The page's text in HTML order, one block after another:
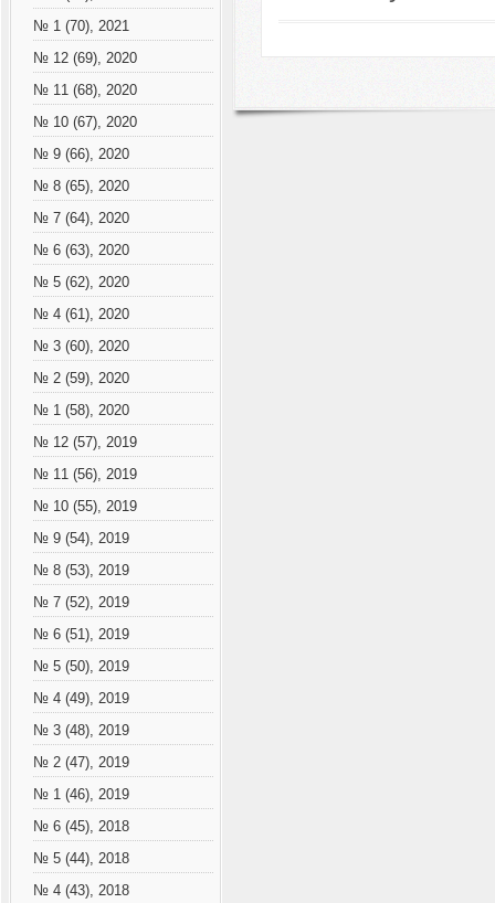
№ 1 (70), 2021
№ 12 (69), 2020
№ 11 (68), 2020
№ 10 (67), 2020
№ 9 (66), 2020
№ 8 (65), 2020
№ 7 (64), 2020
№ 6 (63), 2020
№ 5 (62), 2020
№ 4 (61), 2020
№ 3 (60), 2020
№ 2 (59), 2020
№ 1 (58), 2020
№ 12 (57), 2019
№ 11 (56), 2019
№ 10 (55), 2019
№ 9 (54), 2019
№ 8 (53), 2019
№ 7 (52), 2019
№ 6 (51), 2019
№ 5 (50), 2019
№ 4 (49), 2019
№ 3 (48), 2019
№ 2 (47), 2019
№ 1 (46), 2019
№ 6 (45), 2018
№ 5 (44), 2018
№ 4 (43), 2018